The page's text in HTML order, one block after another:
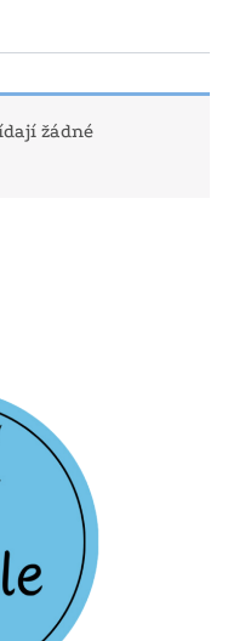
žádné